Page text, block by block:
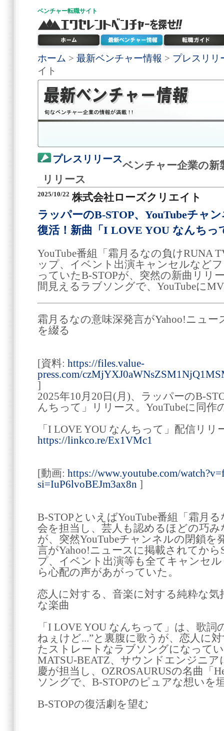
ベンチャー転職サイト
ホーム > 最新ベンチャー情報 > プレスリリ
イト
プレスリリース
ベンチャー企業の新
リリース
2025/10/22 株式会社ローズクリエイト
ラッパーのB-STOP、YouTubeチャ
復活！新曲「I LOVE YOU なんちっ
YouTube番組「霜月るなの負けRUNA
ップ、イベント出演キャンセルなど
っていたB-STOPが、突然の新曲リリ
間見えるラブソングで、YouTubeに
霜月るなの意味深発言がYahoo!ニュー
を綴る
[資料: https://files.value-
press.com/
]
2025年10月20日(月)、ラッパーのB-
んちって」リリース。YouTubeに同作
「I LOVE YOU なんちって」配信リリ
https://linkco.re/Ex1VMc1
[動画: https://www.youtube.com/
si=IuP6lvoBEJm3ax8n ]
B-STOPといえばYouTube番組「霜月
会を担当し、芸人も認めるほどの巧
が、突然YouTubeチャンネルの閉鎖を
言がYahoo!ニュースに掲載されてか
プ、イベント出演等も全てキャンセ
ら心配の声があがっていた。
恋人に対する、音楽に対する純粋な
な楽曲
「I LOVE YOU なんちって」は、歌詞
ねぇけど...”と裏腹に歌うが、恋人に
たストレートなラブソングになって
MATSU-BEATZ、サウンドエンジニ
慶が担当し、OZROSAURUSの名曲「
ソングで、B-STOPのピュアな想いを
B-STOPの復活劇を望む